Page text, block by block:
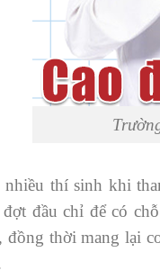
nhiều thí sinh khi
đợt đầu chỉ để có
đồng thời mang lại